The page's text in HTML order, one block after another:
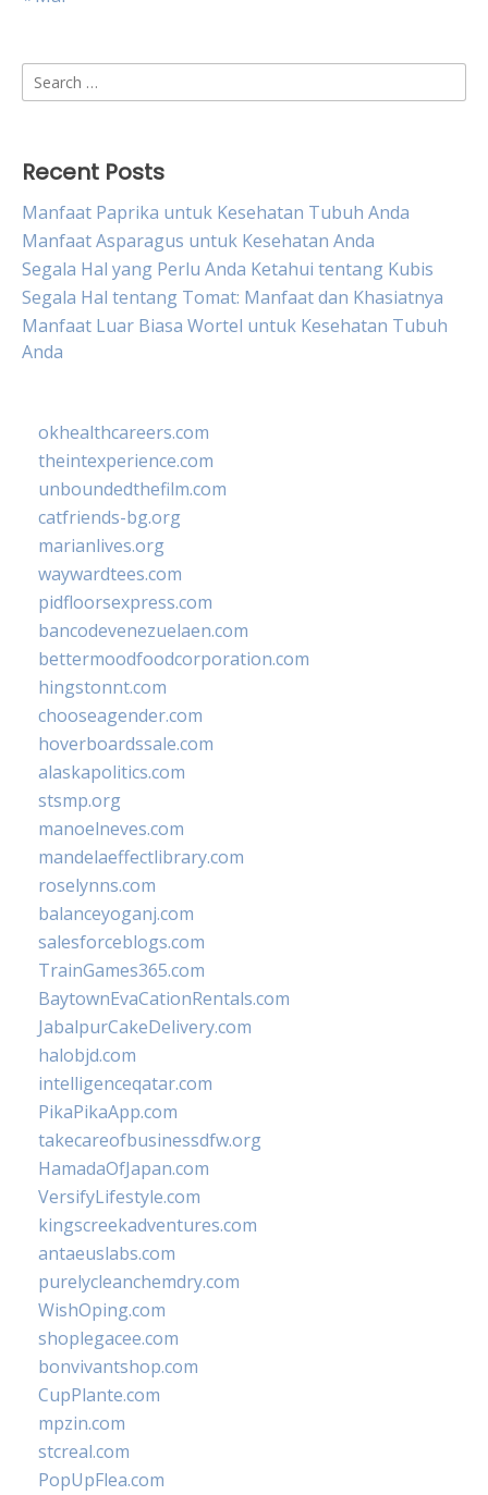
Search
for:
Recent Posts
Manfaat Paprika untuk Kesehatan Tubuh Anda
Manfaat Asparagus untuk Kesehatan Anda
Segala Hal yang Perlu Anda Ketahui tentang Kubis
Segala Hal tentang Tomat: Manfaat dan Khasiatnya
Manfaat Luar Biasa Wortel untuk Kesehatan Tubuh
Anda
okhealthcareers.com
theintexperience.com
unboundedthefilm.com
catfriends-bg.org
marianlives.org
waywardtees.com
pidfloorsexpress.com
bancodevenezuelaen.com
bettermoodfoodcorporation.com
hingstonnt.com
chooseagender.com
hoverboardssale.com
alaskapolitics.com
stsmp.org
manoelneves.com
mandelaeffectlibrary.com
roselynns.com
balanceyoganj.com
salesforceblogs.com
TrainGames365.com
BaytownEvaCationRentals.com
JabalpurCakeDelivery.com
halobjd.com
intelligenceqatar.com
PikaPikaApp.com
takecareofbusinessdfw.org
HamadaOfJapan.com
VersifyLifestyle.com
kingscreekadventures.com
antaeuslabs.com
purelycleanchemdry.com
WishOping.com
shoplegacee.com
bonvivantshop.com
CupPlante.com
mpzin.com
stcreal.com
PopUpFlea.com